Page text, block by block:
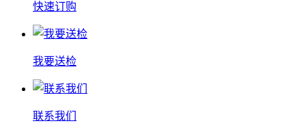
快速订购
我要送检
联系我们